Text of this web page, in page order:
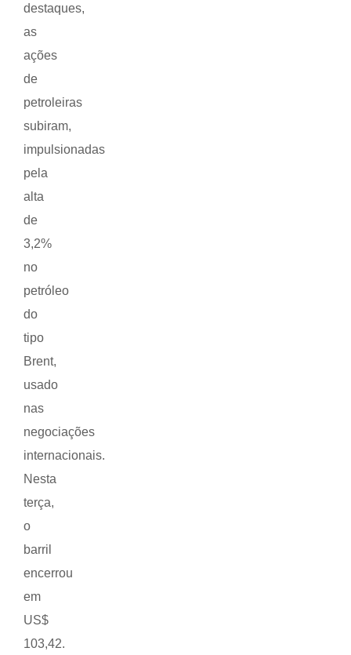
destaques,
as
ações
de
petroleiras
subiram,
impulsionadas
pela
alta
de
3,2%
no
petróleo
do
tipo
Brent,
usado
nas
negociações
internacionais.
Nesta
terça,
o
barril
encerrou
em
US$
103,42.